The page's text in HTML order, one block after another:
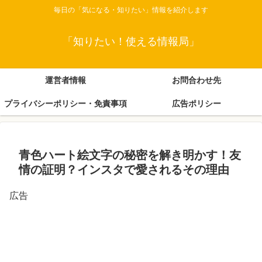
毎日の「気になる・知りたい」情報を紹介します
「知りたい！使える情報局」
運営者情報 お問合わせ先
プライバシーポリシー・免責事項 広告ポリシー
青色ハート絵文字の秘密を解き明かす！友
情の証明？インスタで愛されるその理由
広告